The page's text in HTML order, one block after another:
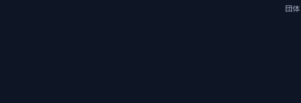
団体